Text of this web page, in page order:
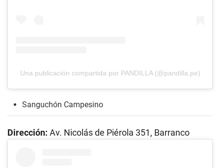
Una publicación compartida por PANDILLA (@pandilla.pe)
Sanguchón Campesino
Dirección: Av. Nicolás de Piérola 351, Barranco